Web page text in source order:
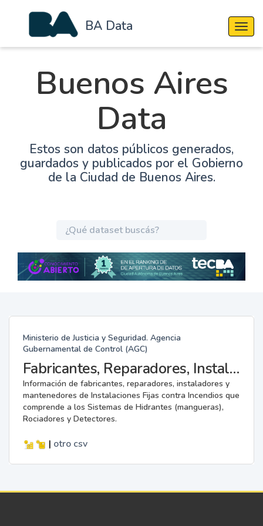
BA Data
Buenos Aires
Data
Estos son datos públicos generados,
guardados y publicados por el Gobierno
de la Ciudad de Buenos Aires.
Ministerio de Justicia y Seguridad. Agencia
Gubernamental de Control (AGC)
Fabricantes, Reparadores, Instaladores y Mantenedores de Instalaciones Fijas contra Incendios.
Información de fabricantes, reparadores, instaladores y
mantenedores de Instalaciones Fijas contra Incendios que
comprende a los Sistemas de Hidrantes (mangueras),
Rociadores y Detectores.
| otro csv